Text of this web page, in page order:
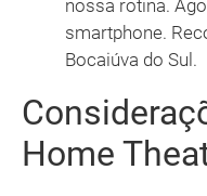
nossa rotina.
smartphone.
Bocaiúva do Sul.
Home